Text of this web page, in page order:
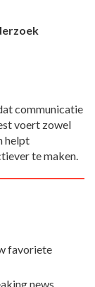
communicatie
voert zowel
helpt
te maken.
favoriete
news